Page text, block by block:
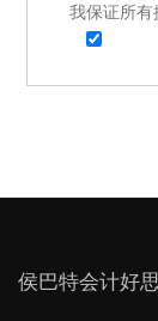
我保证所有
侯巴特会计好